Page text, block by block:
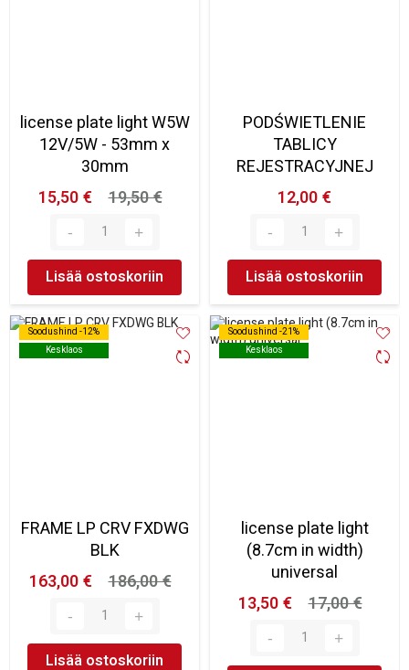
license plate light W5W
12V/5W - 53mm x
30mm
15,50 €
19,50 €
Lisää ostoskoriin
PODŚWIETLENIE
TABLICY
REJESTRACYJNEJ
12,00 €
Lisää ostoskoriin
Soodushind -12%
Kesklaos
Soodushind -12%
Kesklaos
FRAME LP CRV FXDWG
BLK
163,00 €
186,00 €
Lisää ostoskoriin
Soodushind -21%
Kesklaos
Soodushind -21%
Kesklaos
license plate light
(8.7cm in width)
universal
13,50 €
17,00 €